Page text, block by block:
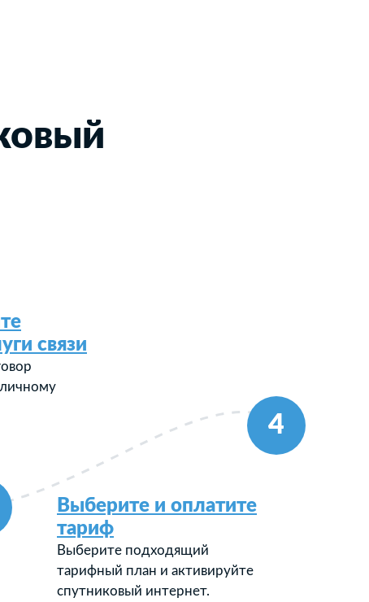
4
связи
Выберите и оплатите
тариф
Выберите подходящий
тарифный план и активируйте
спутниковый интернет.